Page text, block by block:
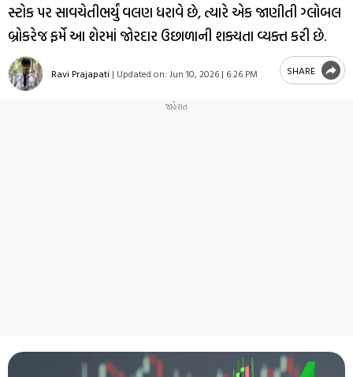
સ્ટોક પર સાવચેતીભર્યું વલણ ધરાવે છે, ત્યારે એક જાણીતી ગ્લોબલ
બ્રોકરેજ ફર્મે આ શેરમાં જોરદાર ઉછાળાની શક્યતા વ્યક્ત કરી છે.
Ravi Prajapati | Updated on: Jun 10, 2026 | 6:26 PM SHARE